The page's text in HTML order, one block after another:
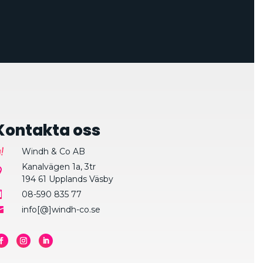
oss
Windh & Co AB
Kanalvägen 1a, 3tr
194 61 Upplands Väsby
08-590 835 77
info[@]windh-co.se